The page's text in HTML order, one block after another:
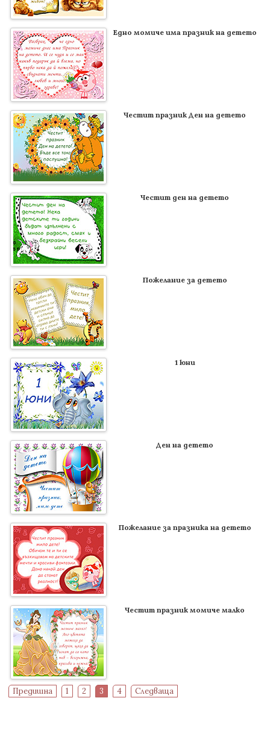
Едно момиче има празник на детето
Честит празник Ден на детето
Честит ден на детето
Пожелание за детето
1 юни
Ден на детето
Пожелание за празника на детето
Честит празник момиче малко
Предишна 1 2 3 4 Следваща